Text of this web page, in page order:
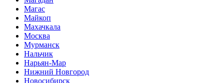
Магас
Майкоп
Махачкала
Москва
Мурманск
Нальчик
Нарьян-Мар
Нижний Новгород
Новосибирск